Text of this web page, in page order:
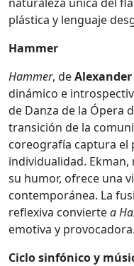
plástica y lenguaje
Hammer
Hammer, de
dinámico e
de Danza de la Ópera
transición de la
coreografía captura el
individualidad.
su humor, ofrece una
contemporánea. La
reflexiva conviertea
emotiva y provocadora.
Ciclo sinfónico y